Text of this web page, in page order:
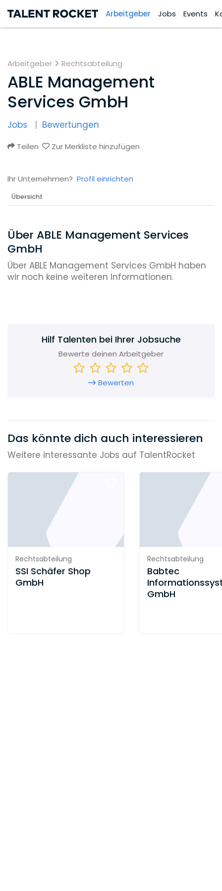
Arbeitgeber Jobs Events
Arbeitgeber Rechtsabteilung
ABLE Management
Services GmbH
Jobs Bewertungen
Teilen Zur Merkliste hinzufügen
Ihr Unternehmen? Profil einrichten
Übersicht
Über ABLE Management Services
GmbH
Über ABLE Management Services GmbH haben
wir noch keine weiteren Informationen.
Hilf Talenten bei Ihrer Jobsuche
Bewerte deinen Arbeitgeber
Bewerten
Das könnte dich auch interessieren
Weitere interessante Jobs auf TalentRocket
Rechtsabteilung
SSI Schäfer Shop
GmbH
Rechtsabteilung
Babtec
GmbH